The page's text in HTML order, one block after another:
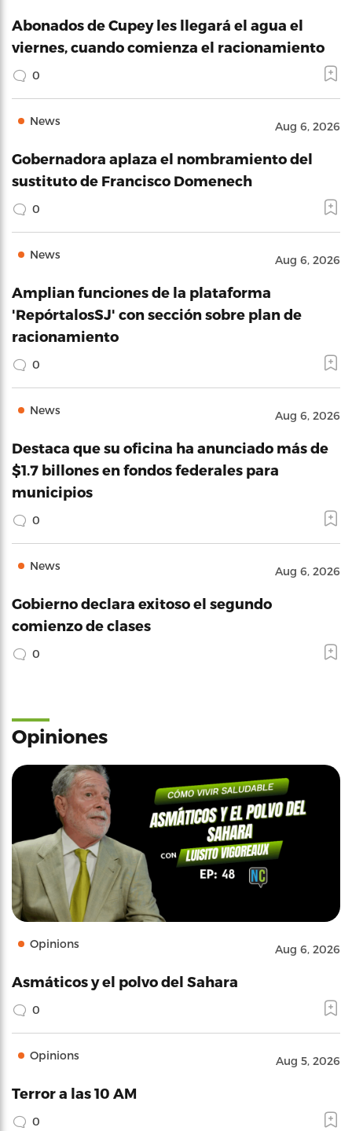
Abonados de Cupey les llegará el agua el
viernes, cuando comienza el racionamiento
0
News Aug 6, 2026
Gobernadora aplaza el nombramiento del
sustituto de Francisco Domenech
0
News Aug 6, 2026
Amplian funciones de la plataforma
'RepórtalosSJ' con sección sobre plan de
racionamiento
0
News Aug 6, 2026
Destaca que su oficina ha anunciado más de
$1.7 billones en fondos federales para
municipios
0
News Aug 6, 2026
Gobierno declara exitoso el segundo
comienzo de clases
0
Opiniones
Opinions Aug 6, 2026
Asmáticos y el polvo del Sahara
0
Opinions Aug 5, 2026
Terror a las 10 AM
0